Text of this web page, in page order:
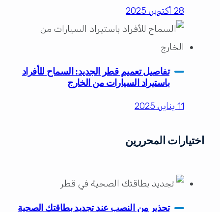
28 أكتوبر، 2025
تفاصيل تعميم قطر الجديد: السماح للأفراد
باستيراد السيارات من الخارج
11 يناير، 2025
اختيارات المحررين
تحذير من النصب عند تجديد بطاقتك الصحية